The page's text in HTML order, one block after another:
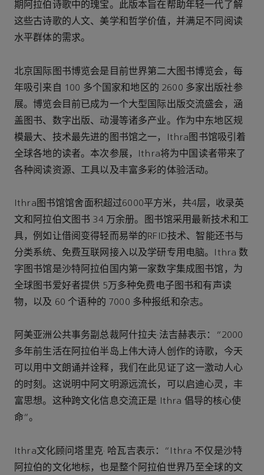
期阿拉伯诗歌中的瑰宝。此版本旨在帮助年轻一代了解
这些古诗歌的人文、美学和哲学价值，并满足不同阅读
水平群体的需求。
北京国际图书博览会是目前世界第二大图书博览会，每
年吸引来自 100 多个国家和地区的 2600 多家出版社参
展。博览会目前已成为一个大型国际出版交流盛会，涵
盖图书、数字出版、动漫等诸多产业。作为中东地区规
模最大、技术最先进的图书馆之一，Ithra图书馆吸引着
全球各地的读者。本次参展，Ithra将为中国读者带来了
各种阅读资源、工具以及丰富多彩的体验活动。
Ithra图书馆馆舍面积超过6000平方米，共4层，收录英
文和阿拉伯文图书 34 万余册。图书馆采用最新技术和工
具，例如让借阅变得轻而易举的RFID技术、智能还书与
分类系统、免费互联网接入以及学研专用电脑。Ithra 数
字图书馆是沙特阿拉伯国内第一家数字集成图书馆，为
全球图书爱好者提供 5万多种免费电子图书和有声读
物，以及 60 个语种的 7000 多种报纸和杂志。
阿美亚洲公共事务副总裁阿什拉夫·法吉赫表示：“2000
多年前生活在阿拉伯半岛上伟大诗人创作的诗歌，今天
可以用中文朗诵并诠释，我们在此见证了这一激动人心
的时刻。这说明中阿文明源远流长，可以启迪心灵，丰
富思想。这种跨文化信息交流正是 Ithra 倡导的核心使
命"。
Ithra文化顾问塔里克· 哈瓦吉表示：“Ithra 不仅是沙特
阿拉伯的文化地标，也是整个阿拉伯世界乃至全球的文